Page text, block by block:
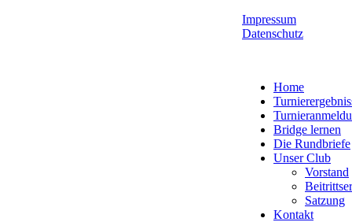
Impressum
Datenschutz
Home
Bridge lernen
Die Rundbriefe
Unser Club
Vorstand
Satzung
Kontakt